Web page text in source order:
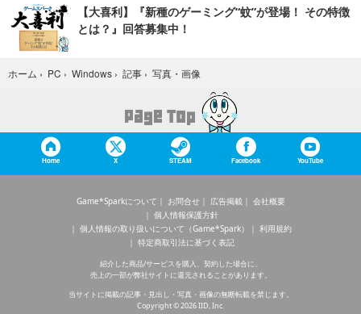
【大喜利】『新種のゲーミング“蚊”が登場！ その特徴
とは？』回答募集中！
ホーム › PC › Windows › 記事 › 写真・画像
Home X STEAM Facebook YouTube
Game*Sparkについて お問合せ 広告掲載
会社概要
個人情報保護方針
個人情報の取り扱いについて（Game*Spark）
利用規約
特定商取引法に基づく表記
紹介した商品/サービスを購入、契約した場合に、
売上の一部が弊社サイトに還元されることがあります。
当サイトに掲載の記事・見出し・写真・画像の無断転載を禁じます。
Copyright © 2026 IID, Inc.